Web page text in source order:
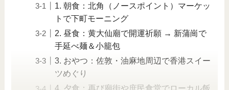
1. 朝食：北角（ノースポイント）マーケッ
トで下町モーニング
2. 昼食：黄大仙廟で開運祈願 → 新蒲崗で
手延べ麺＆小籠包
3. おやつ：佐敦・油麻地周辺で香港スイー
ツめぐり